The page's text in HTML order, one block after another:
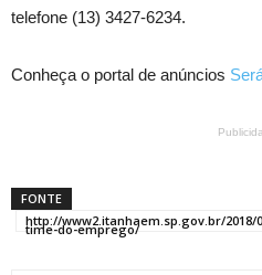
telefone (13) 3427-6234.
Conheça o portal de anúncios
FONTE
http://www2.itanhaem.sp.gov.br/
time-do-emprego/